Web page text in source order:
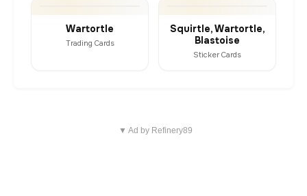
Wartortle
Trading Cards
Squirtle, Wartortle,
Blastoise
Sticker Cards
▼ Ad by Refinery89